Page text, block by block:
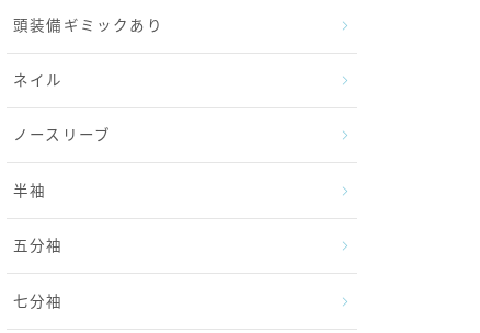
頭装備ギミックあり
ネイル
ノースリーブ
半袖
五分袖
七分袖